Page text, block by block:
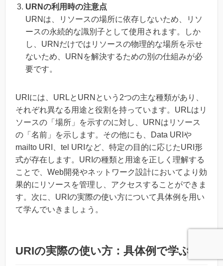
URNの利用時の注意点
URNは、リソースの場所に依存しないため、リソ
ースの永続的な識別子として使用されます。しか
し、URNだけではリソースの物理的な場所を示せ
ないため、URNを解決するための別の仕組みが必
要です。
URIには、URLとURNという2つの主な種類があり、
それぞれ異なる用途と役割を持っています。URLはリ
ソースの「場所」を示すのに対し、URNはリソース
の「名前」を示します。その他にも、Data URIや
mailto URI、tel URIなど、特定の目的に応じたURI形
式が存在します。URIの種類と用途を正しく理解する
ことで、Web開発やネットワーク設計においてより効
果的にリソースを管理し、アクセスすることができま
す。次に、URIの実際の使い方について具体例を用い
て学んでいきましょう。
URIの実際の使い方：具体例で学ぶ